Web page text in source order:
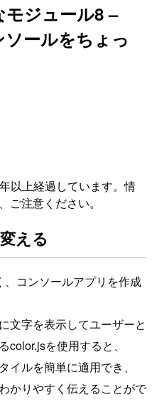
ジュール8 –
ールをちょっ
以上経過しています。情
ご注意ください。
える
コンソールアプリを作成
文字を表示してユーザーと
を使用すると、
イルを簡単に適用でき、
かりやすく伝えることがで